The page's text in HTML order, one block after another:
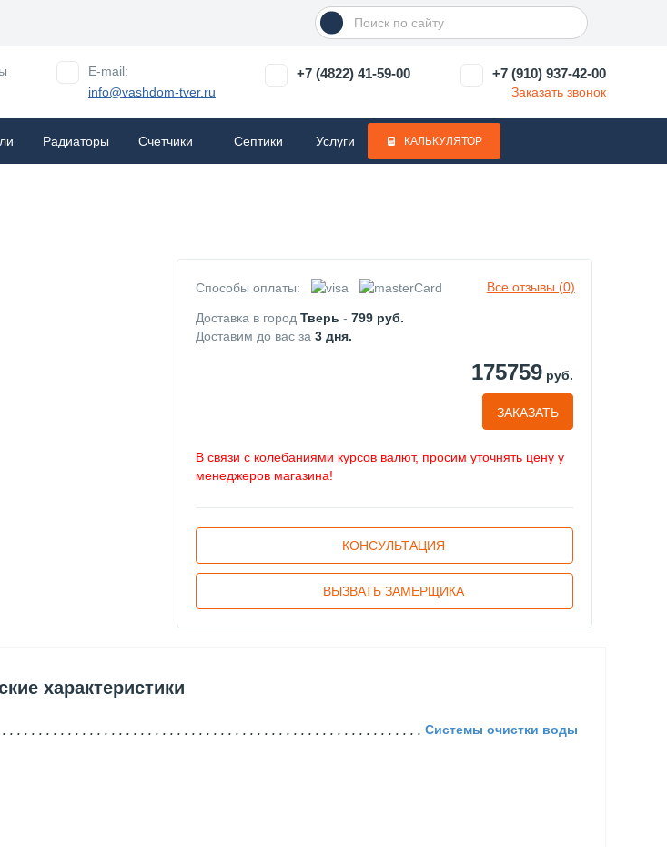
E-mail:
info@vashdom-tver.ru
+7 (4822) 41-59-00 +7 (910) 937-42-00
Заказать звонок
Радиаторы Cчетчики Септики Услуги КАЛЬКУЛЯТОР
Все отзывы (0)
Способы оплаты:
Доставка в город Тверь - 799 руб.
Доставим до вас за 3 дня.
175759руб.
ЗАКАЗАТЬ
В связи с колебаниями курсов валют, просим уточнять цену у
менеджеров магазина!
КОНСУЛЬТАЦИЯ
ВЫЗВАТЬ ЗАМЕРЩИКА
характеристики
Системы очистки воды